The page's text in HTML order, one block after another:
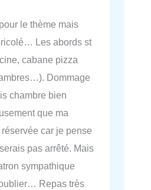
le thème mais
Les abords st
cabane pizza
Dommage
chambre bien
que ma
car je pense
pas arrêté. Mais
sympathique
Repas très